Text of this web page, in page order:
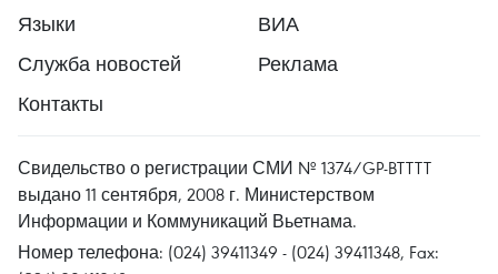
Языки
ВИА
Служба новостей
Реклама
Контакты
Свидельство о регистрации СМИ № 1374/GP-BTTTT
выдано 11 сентября, 2008 г. Министерством
Информации и Коммуникаций Вьетнама.
Номер телефона: (024) 39411349 - (024) 39411348, Fax: